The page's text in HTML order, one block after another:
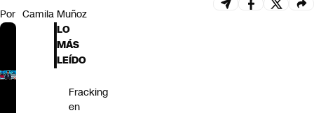
Por Camila Muñoz
LO
MÁS
LEÍDO
Fracking
en